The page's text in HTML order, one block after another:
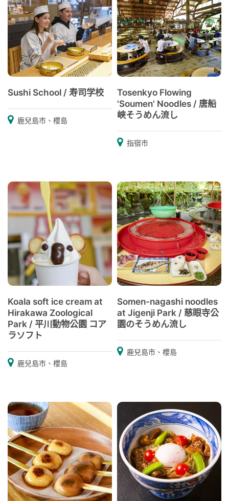
Sushi School / 寿司学校
鹿兒島市、櫻島
Tosenkyo Flowing
'Soumen' Noodles / 唐船
峡そうめん流し
指宿市
Koala soft ice cream at
Hirakawa Zoological
Park / 平川動物公園 コア
ラソフト
鹿兒島市、櫻島
Somen-nagashi noodles
at Jigenji Park / 慈眼寺公
園のそうめん流し
鹿兒島市、櫻島